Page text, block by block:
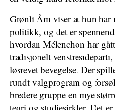
Grønli Åm viser at hun har
politikk, og det er
hvordan Mélenchon har
tradisjonelt
løsrevet bevegelse. Der
rundt valgprogram og
bredere gruppe en mye
teori og studiesirkler. Det